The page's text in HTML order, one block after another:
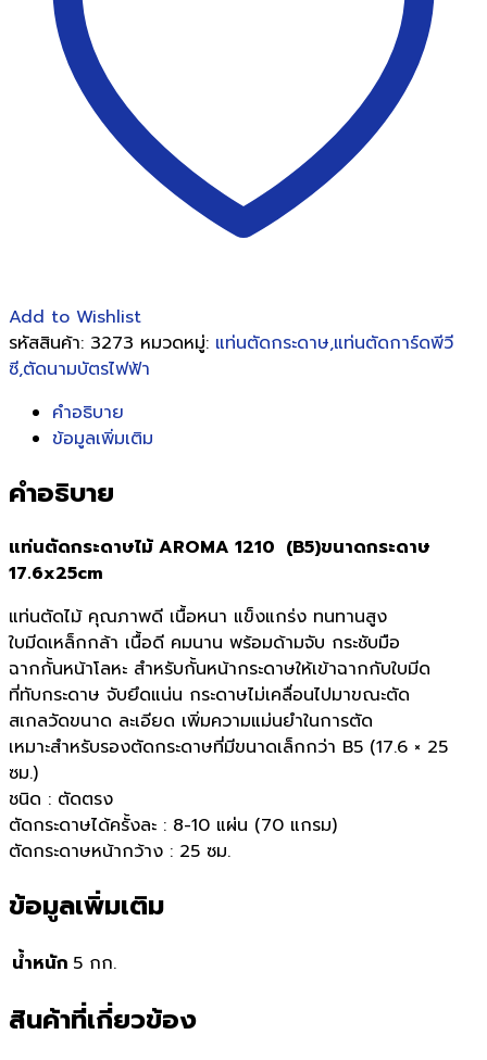
Add to Wishlist
รหัสสินค้า: 3273 หมวดหมู่: แท่นตัดกระดาษ,แท่นตัดการ์ดพีวี
ซี,ตัดนามบัตรไฟฟ้า
คำอธิบาย
ข้อมูลเพิ่มเติม
คำอธิบาย
แท่นตัดกระดาษไม้ AROMA 1210 (ฺB5)ขนาดกระดาษ
17.6x25cm
แท่นตัดไม้ คุณภาพดี เนื้อหนา แข็งแกร่ง ทนทานสูง
ใบมีดเหล็กกล้า เนื้อดี คมนาน พร้อมด้ามจับ กระชับมือ
ฉากกั้นหน้าโลหะ สำหรับกั้นหน้ากระดาษให้เข้าฉากกับใบมีด
ที่ทับกระดาษ จับยึดแน่น กระดาษไม่เคลื่อนไปมาขณะตัด
สเกลวัดขนาด ละเอียด เพิ่มความแม่นยำในการตัด
เหมาะสำหรับรองตัดกระดาษที่มีขนาดเล็กกว่า B5 (17.6 × 25
ซม.)
ชนิด : ตัดตรง
ตัดกระดาษได้ครั้งละ : 8-10 แผ่น (70 แกรม)
ตัดกระดาษหน้ากว้าง : 25 ซม.
ข้อมูลเพิ่มเติม
น้ำหนัก 5 กก.
สินค้าที่เกี่ยวข้อง